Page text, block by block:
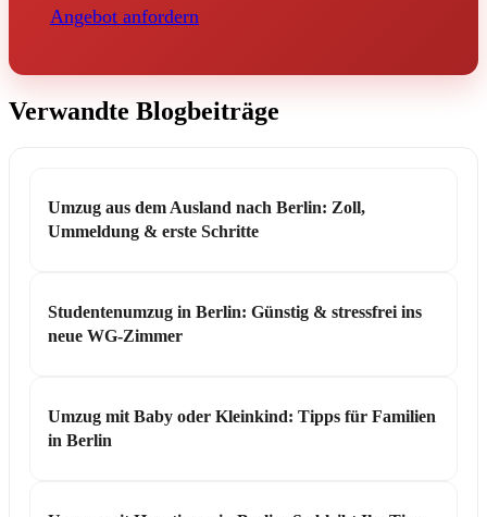
Angebot anfordern
Verwandte Blogbeiträge
Umzug aus dem Ausland nach Berlin: Zoll,
Ummeldung & erste Schritte
Studentenumzug in Berlin: Günstig & stressfrei ins
neue WG-Zimmer
Umzug mit Baby oder Kleinkind: Tipps für Familien
in Berlin